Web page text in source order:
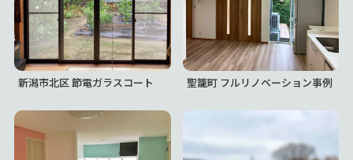
新潟市北区 節電ガラスコート 聖籠町 フルリノベーション事例